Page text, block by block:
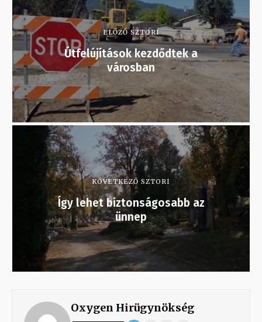
ELŐZŐ SZTORI
Útfelújítások kezdődtek a
városban
KÖVETKEZŐ SZTORI
Így lehet biztonságosabb az
ünnep
Oxygen Hirügynökség